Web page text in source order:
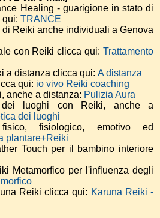
Healing - guarigione in stato di
qui: TRANCE
di Reiki anche individuali a Genova
con Reiki clicca qui: Trattamento
a distanza clicca qui: A distanza
qui: io vivo Reiki coaching
anche a distanza: Pulizia Aura
luoghi con Reiki, anche a
dei luoghi
fisiologico, emotivo ed
plantare+Reiki
Touch per il bambino interiore
Metamorfico per l'influenza degli
Reiki clicca qui: Karuna Reiki -